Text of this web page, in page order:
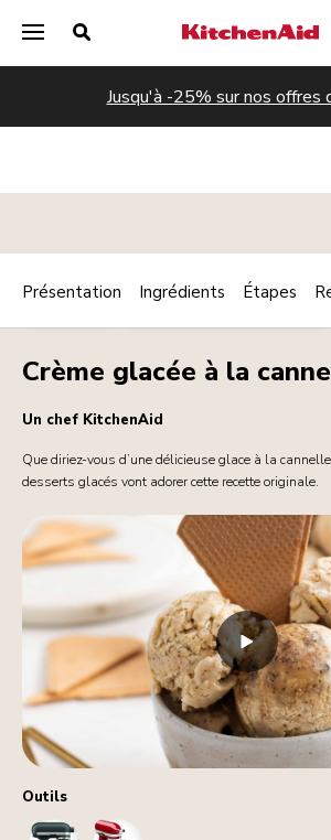
Jusqu'à -25% sur nos offres
Outils
StandMixerIceCreamMaker
DESSERTS PETIT DÉJEUNER / BRUNCH
Crème glacée à la
Un chef KitchenAid
Que diriez-vous d’une délicieuse glace à la
desserts glacés vont adorer cette recette originale.
Présentation Ingrédients Étapes